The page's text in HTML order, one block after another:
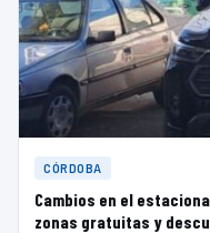
CÓRDOBA
Cambios en el
zonas gratuitas y